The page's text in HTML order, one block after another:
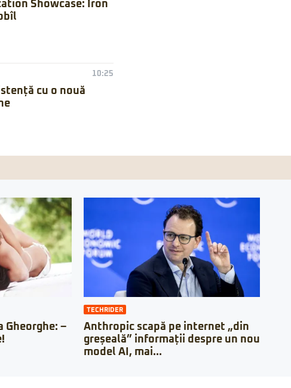
Showcase: Iron
10:25
cu o nouă
Gheorghe: –
TECHRIDER
Anthropic scapă pe internet „din
greșeală” informații despre un nou
model AI, mai...